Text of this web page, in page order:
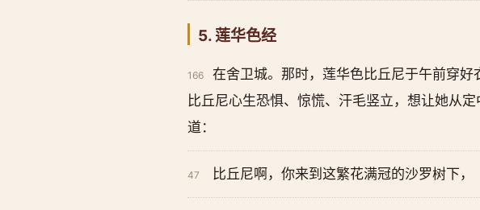
5. 莲华色经
166
在舍卫城。那时，莲华色比丘尼于午前穿
比丘尼心生恐惧、惊慌、汗毛竖立，想让她从
道：
47 比丘尼啊，你来到这繁花满冠的沙罗树下，